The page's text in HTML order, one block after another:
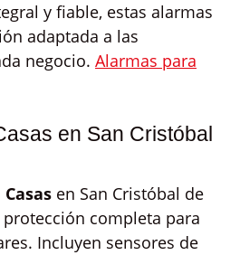
y fiable, estas alarmas
adaptada a las
negocio. Alarmas para
en San Cristóbal
en San Cristóbal de
completa para
Incluyen sensores de